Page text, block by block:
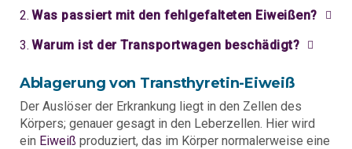
Was passiert mit den fehlgefalteten Eiweißen?
Warum ist der Transportwagen beschädigt?
Ablagerung von Transthyretin-Eiweiß
Der Auslöser der Erkrankung liegt in den Zellen des
Körpers; genauer gesagt in den Leberzellen. Hier wird
ein Eiweiß produziert, das im Körper normalerweise eine